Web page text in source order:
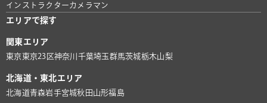
インストラクターカメラマン
エリアで探す
関東エリア
東京 東京23区神奈川 千葉埼玉群馬茨城栃木山梨
北海道・東北エリア
北海道青森岩手宮城秋田 山形福島